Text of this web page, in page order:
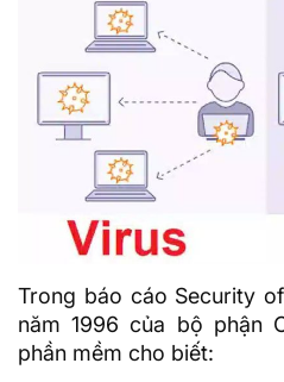
Trong báo cáo Security
năm 1996 của bộ phận
phần mềm cho biết: